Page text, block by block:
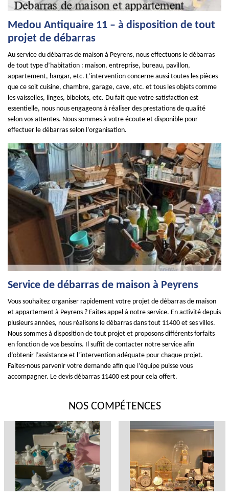
Medou Antiquaire 11 – à disposition de tout
projet de débarras
Au service du débarras de maison à Peyrens, nous effectuons le débarras
de tout type d’habitation : maison, entreprise, bureau, pavillon,
appartement, hangar, etc. L’intervention concerne aussi toutes les pièces
que ce soit cuisine, chambre, garage, cave, etc. et tous les objets comme
les vaisselles, linges, bibelots, etc. Du fait que votre satisfaction est
essentielle, nous nous engageons à réaliser des prestations de qualité
selon vos attentes. Nous sommes à votre écoute et disponible pour
effectuer le débarras selon l’organisation.
Service de débarras de maison à Peyrens
Vous souhaitez organiser rapidement votre projet de débarras de maison
et appartement à Peyrens ? Faites appel à notre service. En activité depuis
plusieurs années, nous réalisons le débarras dans tout 11400 et ses villes.
Nous sommes à disposition de tout projet et proposons différents forfaits
en fonction de vos besoins. Il suffit de contacter notre service afin
d’obtenir l’assistance et l’intervention adéquate pour chaque projet.
Faites-nous parvenir votre demande afin que l’équipe puisse vous
accompagner. Le devis débarras 11400 est pour cela offert.
NOS COMPÉTENCES